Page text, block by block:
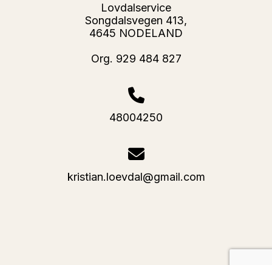
Lovdalservice
Songdalsvegen 413,
4645 NODELAND
Org. 929 484 827
48004250
kristian.loevdal@gmail.com